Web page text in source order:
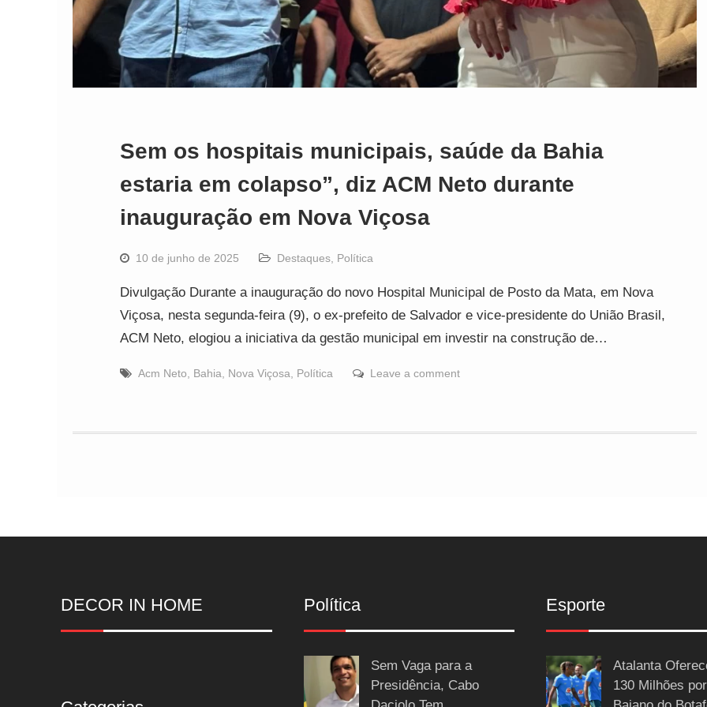
Sem os hospitais municipais, saúde da Bahia
estaria em colapso”, diz ACM Neto durante
inauguração em Nova Viçosa
10 de junho de 2025 Destaques, Política
Divulgação Durante a inauguração do novo Hospital Municipal de Posto da Mata, em Nova
Viçosa, nesta segunda-feira (9), o ex-prefeito de Salvador e vice-presidente do União Brasil,
ACM Neto, elogiou a iniciativa da gestão municipal em investir na construção de…
Acm Neto, Bahia, Nova Viçosa, Política Leave a comment
DECOR IN HOME Política
Sem Vaga para a
Presidência, Cabo
Esporte
Atalanta
130 Milhões